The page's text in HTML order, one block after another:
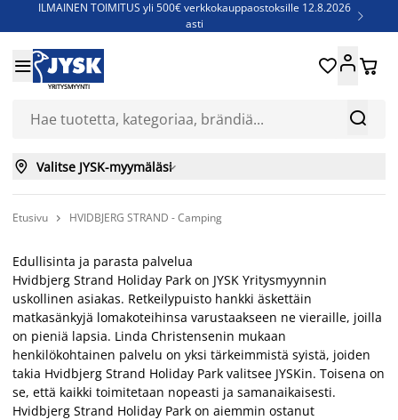
ILMAINEN TOIMITUS yli 500€ verkkokauppaostoksille 12.8.2026
asti

Jenkkisänkyjä - Säästä jopa 60%
YRITYSMYYNTI


 
 Valitse JYSK-myymäläsi
Etusivu  HVIDBJERG STRAND - Camping
Edullisinta ja parasta palvelua
Hvidbjerg Strand Holiday Park on JYSK Yritysmyynnin
uskollinen asiakas. Retkeilypuisto hankki äskettäin
matkasänkyjä lomakoteihinsa varustaakseen ne vieraille, joilla
on pieniä lapsia. Linda Christensenin mukaan
henkilökohtainen palvelu on yksi tärkeimmistä syistä, joiden
takia Hvidbjerg Strand Holiday Park valitsee JYSKin. Toisena on
se, että kaikki toimitetaan nopeasti ja samanaikaisesti.
Hvidbjerg Strand Holiday Park on aiemmin ostanut